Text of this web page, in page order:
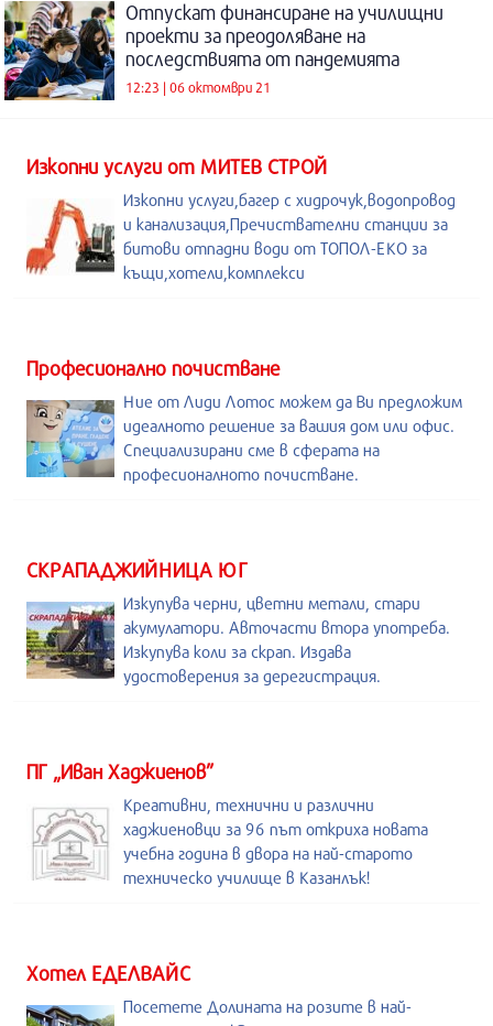
Отпускат финансиране на училищни
проекти за преодоляване на
последствията от пандемията
12:23 | 06 октомври 21
Изкопни услуги от МИТЕВ СТРОЙ
Изкопни услуги,багер с хидрочук,водопровод
и канализация,Пречиствателни станции за
битови отпадни води от ТОПОЛ-ЕКО за
къщи,хотели,комплекси
Професионално почистване
Ние от Лиди Лотос можем да Ви предложим
идеалното решение за вашия дом или офис.
Специализирани сме в сферата на
професионалното почистване.
СКРАПАДЖИЙНИЦА ЮГ
Изкупува черни, цветни метали, стари
акумулатори. Авточасти втора употреба.
Изкупува коли за скрап. Издава
удостоверения за дерегистрация.
ПГ „Иван Хаджиенов”
Креативни, технични и различни
хаджиеновци за 96 път откриха новата
учебна година в двора на най-старото
техническо училище в Казанлък!
Хотел ЕДЕЛВАЙС
Посетете Долината на розите в най-